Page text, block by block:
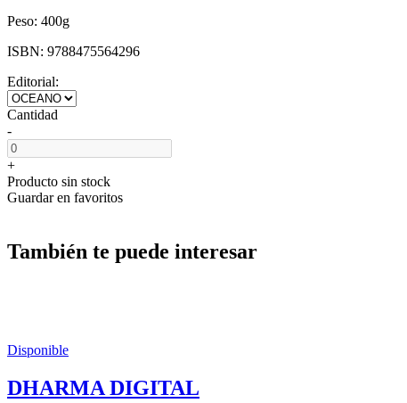
Peso: 400g
ISBN: 9788475564296
Editorial:
Cantidad
-
+
Producto sin stock
Guardar en favoritos
También te puede interesar
Disponible
DHARMA DIGITAL